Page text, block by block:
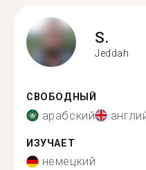
S.
Jeddah
СВОБОДНЫЙ
арабский
ИЗУЧАЕТ
немецкий